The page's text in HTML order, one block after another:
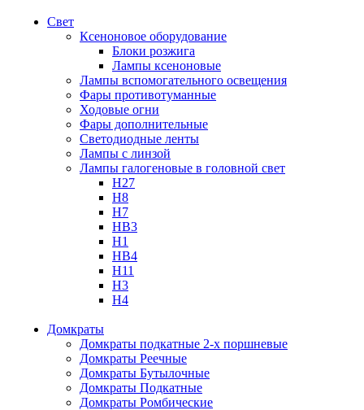
Свет
Ксеноновое оборудование
Блоки розжига
Лампы ксеноновые
Лампы вспомогательного освещения
Фары противотуманные
Ходовые огни
Фары дополнительные
Светодиодные ленты
Лампы с линзой
Лампы галогеновые в головной свет
H27
H8
H7
HB3
H1
HB4
H11
H3
H4
Домкраты
Домкраты подкатные 2-х поршневые
Домкраты Реечные
Домкраты Бутылочные
Домкраты Подкатные
Домкраты Ромбические